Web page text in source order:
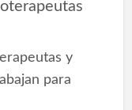
y
para